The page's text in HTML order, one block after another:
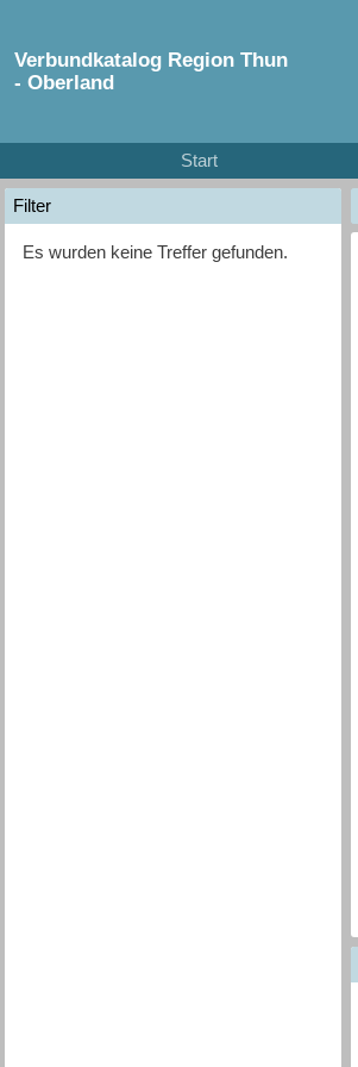
Verbundkatalog Region Thun
- Oberland
Start
Filter
Es wurden keine Treffer gefunden.